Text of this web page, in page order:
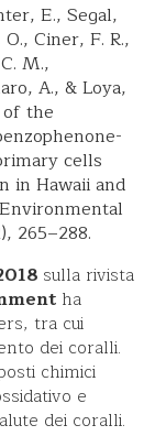
E., Segal,
Ciner, F. R.,
M.,
A., & Loya,
of the
cells
in Hawaii and
265–288.
sulla rivista
ha
tra cui
dei coralli.
chimici
e
dei coralli.